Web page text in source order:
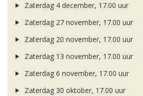
Zaterdag 4 december, 17.00 uur
Zaterdag 27 november, 17.00 uur
Zaterdag 20 november, 17.00 uur
Zaterdag 13 november, 17.00 uur
Zaterdag 6 november, 17.00 uur
Zaterdag 30 oktober, 17.00 uur